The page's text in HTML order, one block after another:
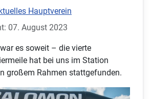
Hauptverein
07. August 2023
es soweit – die vierte
hat bei uns im Station
großem Rahmen stattgefunden.